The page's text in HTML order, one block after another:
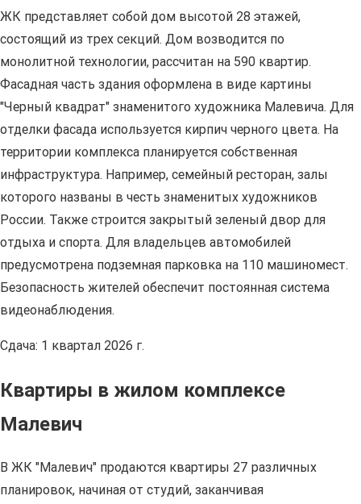
ЖК представляет собой дом высотой 28 этажей,
состоящий из трех секций. Дом возводится по
монолитной технологии, рассчитан на 590 квартир.
Фасадная часть здания оформлена в виде картины
"Черный квадрат" знаменитого художника Малевича. Для
отделки фасада используется кирпич черного цвета. На
территории комплекса планируется собственная
инфраструктура. Например, семейный ресторан, залы
которого названы в честь знаменитых художников
России. Также строится закрытый зеленый двор для
отдыха и спорта. Для владельцев автомобилей
предусмотрена подземная парковка на 110 машиномест.
Безопасность жителей обеспечит постоянная система
видеонаблюдения.
Сдача: 1 квартал 2026 г.
Квартиры в жилом комплексе
Малевич
В ЖК "Малевич" продаются квартиры 27 различных
планировок, начиная от студий, заканчивая